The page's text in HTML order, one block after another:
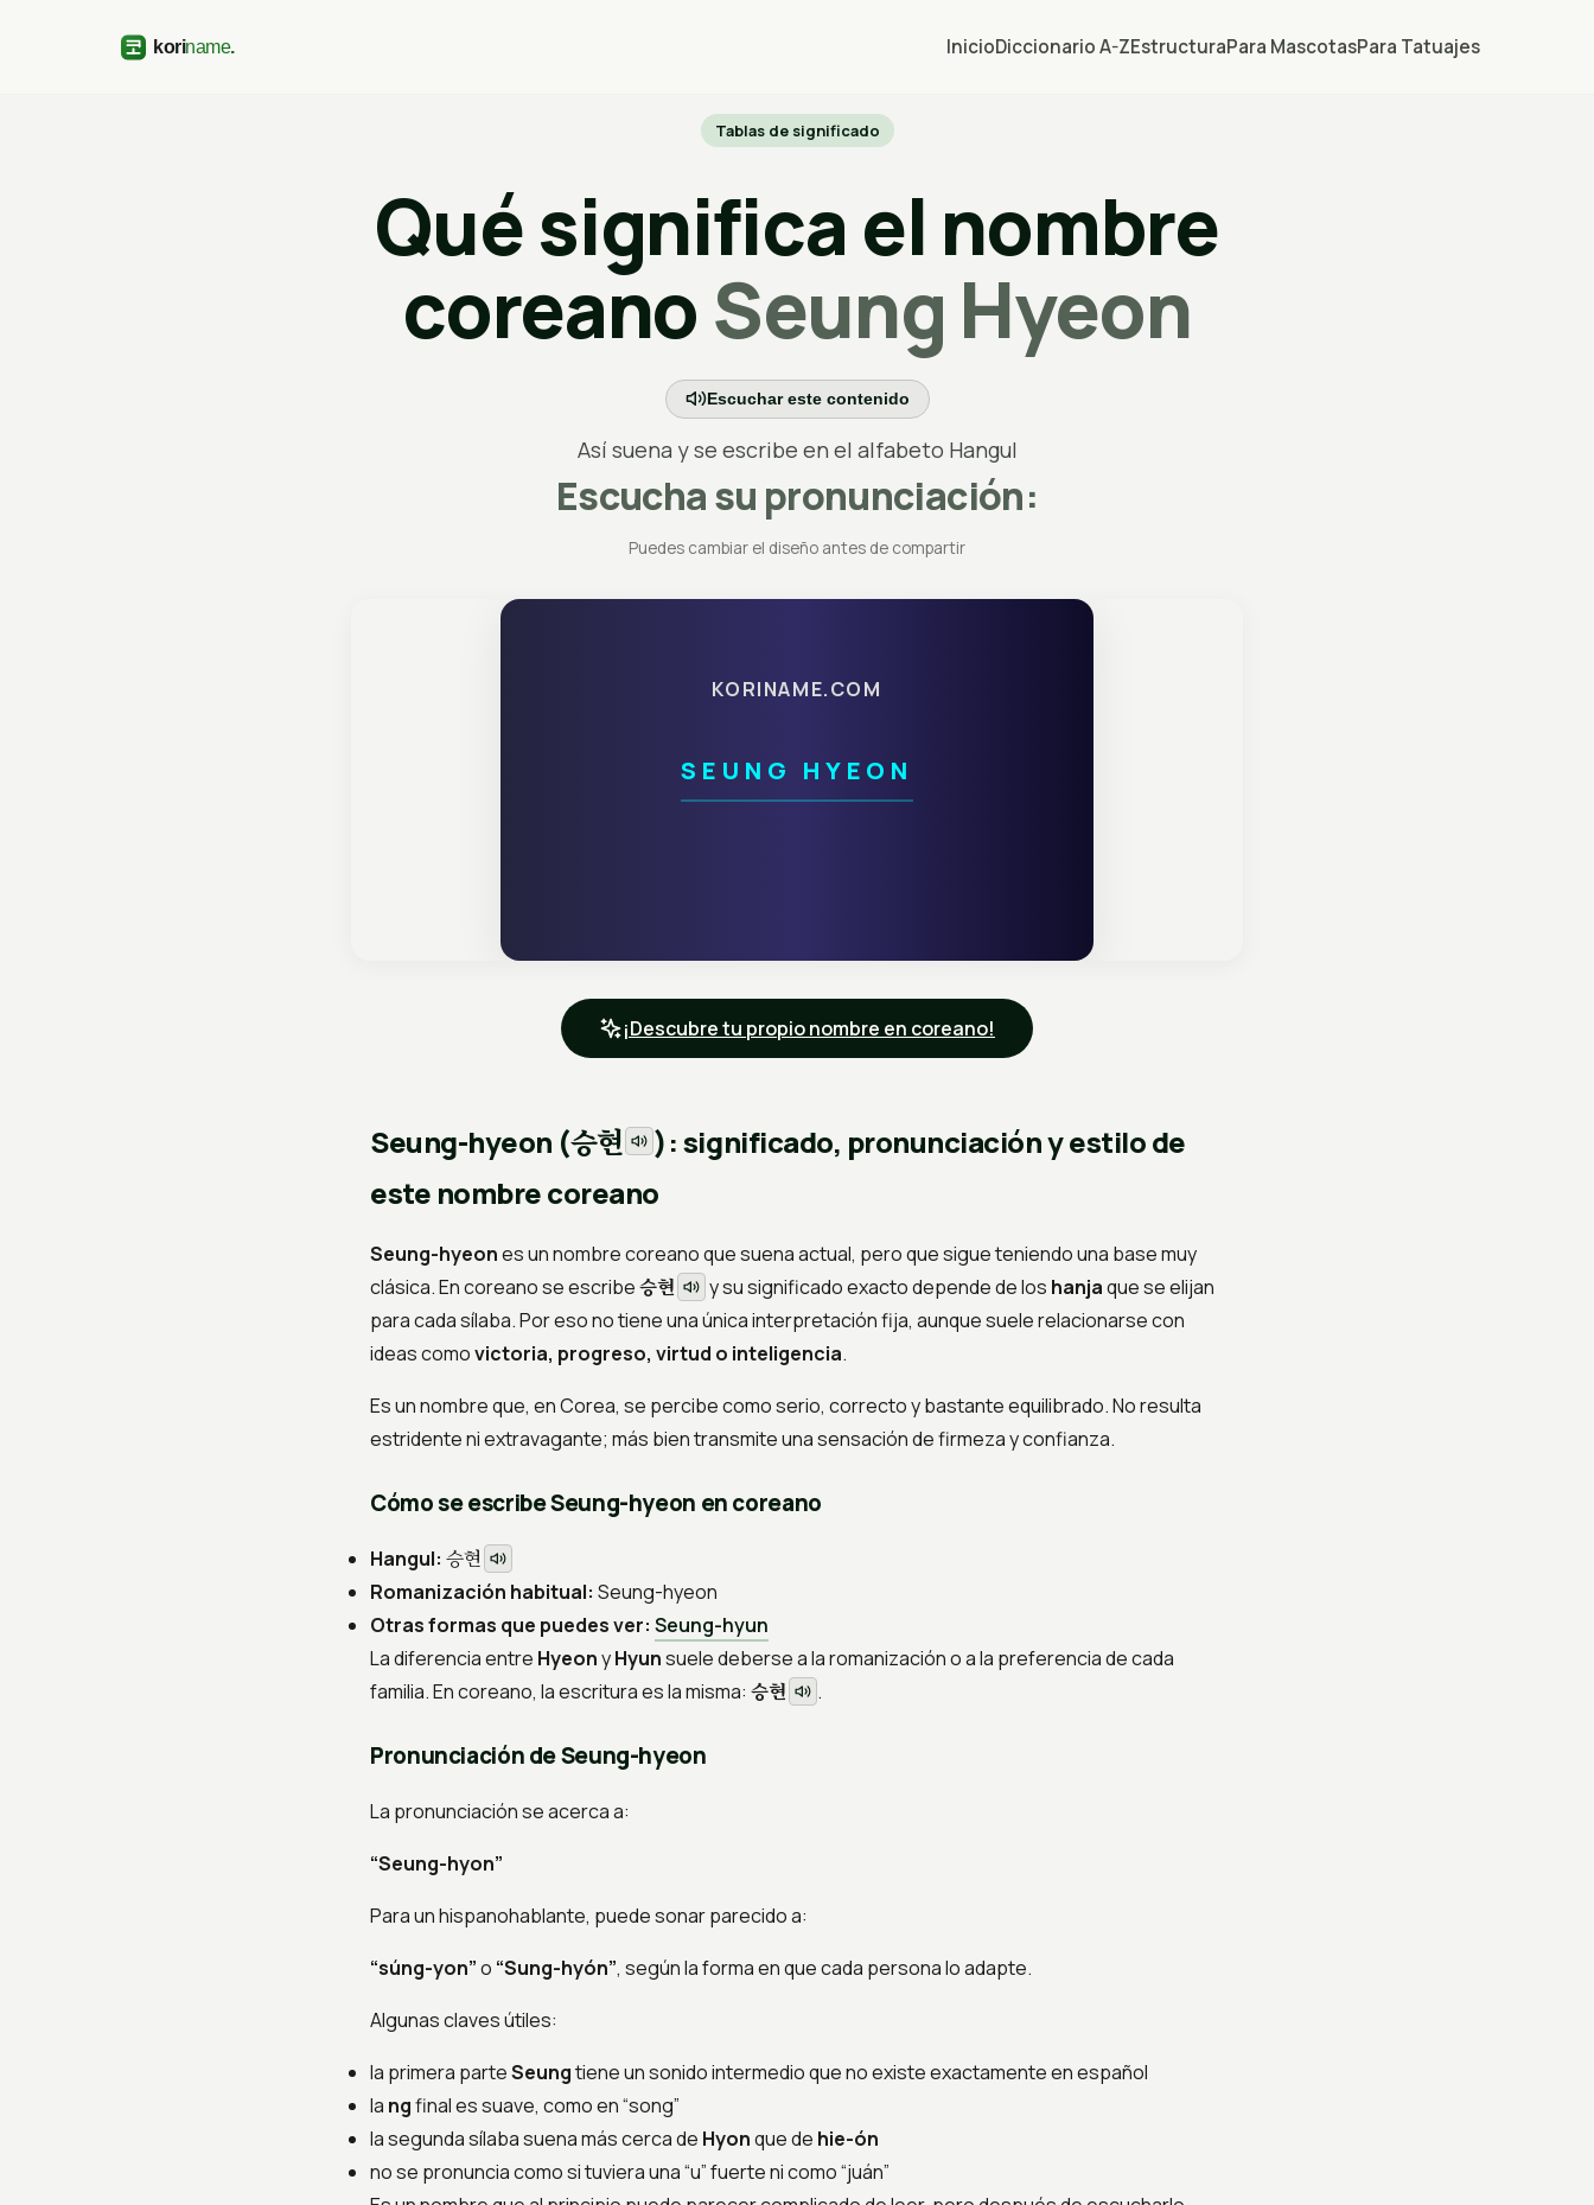
InicioDiccionario A-ZEstructuraPara MascotasPara Tatuajes
Tablas de significado
Qué significa el nombre
coreanoSeung Hyeon
Escuchar este contenido
Así suena y se escribe en el alfabeto Hangul
Escucha su pronunciación:
Puedes cambiar el diseño antes de compartir
KORINAME.COM
SEUNG HYEON
¡Descubre tu propio nombre en coreano!
Seung-hyeon (승현
): significado, pronunciación y estilo de
este nombre coreano
Seung-hyeones un nombre coreano que suena actual, pero que sigue teniendo una base muy
clásica. En coreano se escribe승현 y su significado exacto depende de los hanjaque se elijan
para cada sílaba. Por eso no tiene una única interpretación fija, aunque suele relacionarse con
ideas comovictoria, progreso, virtud o inteligencia.
Es un nombre que, en Corea, se percibe como serio, correcto y bastante equilibrado. No resulta
estridente ni extravagante; más bien transmite una sensación de firmeza y confianza.
Cómo se escribe Seung-hyeon en coreano
Hangul: 승현
Romanización habitual: Seung-hyeon
Otras formas que puedes ver: Seung-hyun
La diferencia entre HyeonyHyunsuele deberse a la romanización o a la preferencia de cada
familia. En coreano, la escritura es la misma: 승현 .
Pronunciación de Seung-hyeon
La pronunciación se acerca a:
“Seung-hyon”
Para un hispanohablante, puede sonar parecido a:
“súng-yon”o “Sung-hyón”, según la forma en que cada persona lo adapte.
Algunas claves útiles:
la primera parteSeungtiene un sonido intermedio que no existe exactamente en español
la ngfinal es suave, como en “song”
la segunda sílaba suena más cerca de Hyonque de hie-ón
no se pronuncia como si tuviera una “u” fuerte ni como “juán”